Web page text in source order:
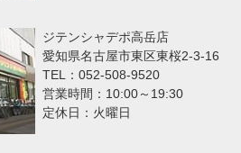
ジテンシャデポ高岳店
愛知県名古屋市東区東桜2-3-16
TEL：052-508-9520
営業時間：10:00～19:30
定休日：火曜日